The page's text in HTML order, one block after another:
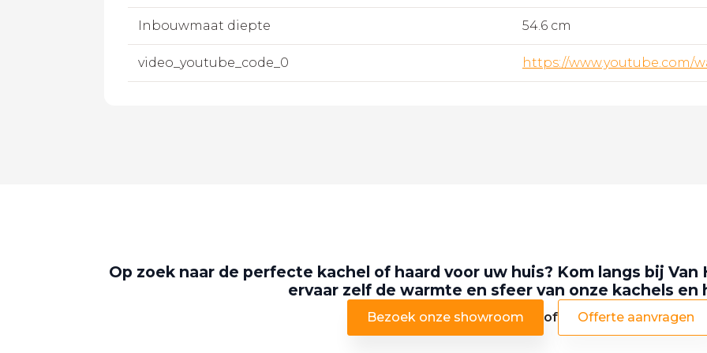
Inbouwmaat diepte 54.6 cm
video_youtube_code_0 https://www.youtube.com/
Op zoek naar de perfecte kachel of haard voor uw huis? Kom langs bij Van
ervaar zelf de warmte en sfeer van onze kachels en
Bezoek onze showroom of Offerte aanvragen